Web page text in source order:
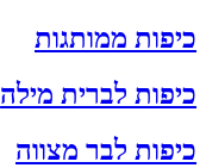
כיפות ממותגות
כיפות לברית מילה
כיפות לבר מצווה